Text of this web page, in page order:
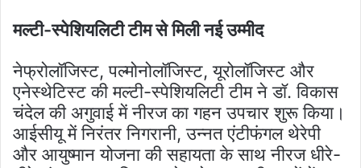
मल्टी-स्पेशियलिटी टीम से मिली नई उम्मीद
नेफ्रोलॉजिस्ट, पल्मोनोलॉजिस्ट, यूरोलॉजिस्ट और
एनेस्थेटिस्ट की मल्टी-स्पेशियलिटी टीम ने डॉ. विकास
चंदेल की अगुवाई में नीरज का गहन उपचार शुरू किया।
आईसीयू में निरंतर निगरानी, उन्नत एंटीफंगल थेरेपी
और आयुष्मान योजना की सहायता के साथ नीरज धीरे-